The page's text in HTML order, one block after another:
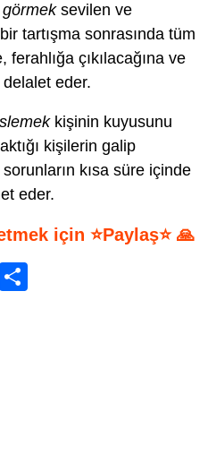
sevilen ve
tartışma sonrasında tüm
çıkılacağına ve
eder.
kişinin kuyusunu
kişilerin galip
sorunların kısa süre içinde
eder.
için ⭐Paylaş⭐ 🙏
W